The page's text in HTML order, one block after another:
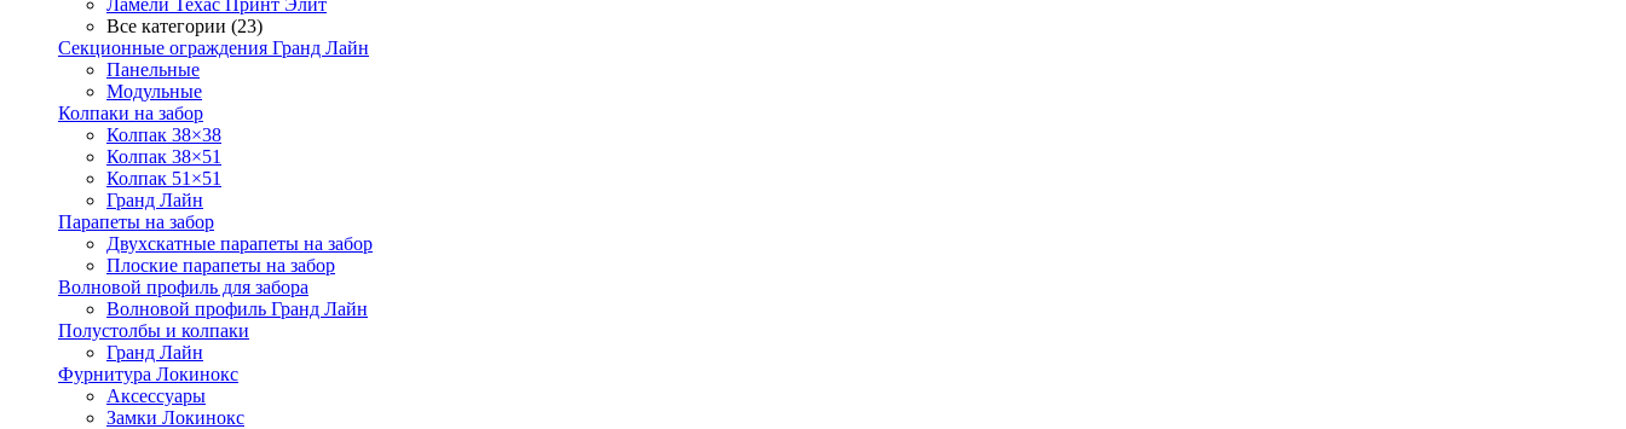
Ламели Техас Принт Элит
Все категории (23)
Секционные ограждения Гранд Лайн
Панельные
Модульные
Колпаки на забор
Колпак 38×38
Колпак 38×51
Колпак 51×51
Гранд Лайн
Парапеты на забор
Двухскатные парапеты на забор
Плоские парапеты на забор
Волновой профиль для забора
Волновой профиль Гранд Лайн
Полустолбы и колпаки
Гранд Лайн
Фурнитура Локинокс
Аксессуары
Замки Локинокс